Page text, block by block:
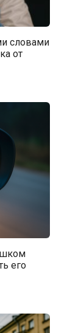
словами
от
его